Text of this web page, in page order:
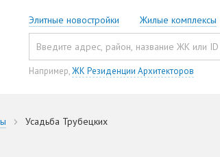
Элитные новостройки Жилые комплексы
Например,ЖК Резиденции Архитекторов
Усадьба Трубецких